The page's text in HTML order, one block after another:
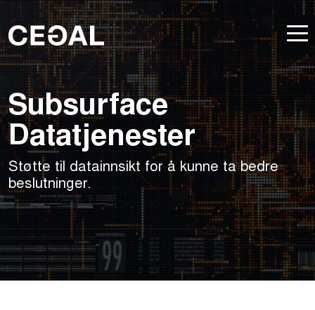
Subsurface
Datatjenester
Støtte til datainnsikt for å kunne ta bedre
beslutninger.